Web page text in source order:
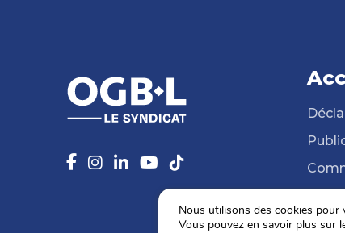
Nous utilisons des cookies
Vous pouvez en savoir plus sur